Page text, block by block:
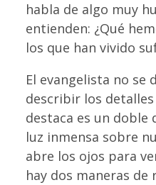
habla de algo muy
entienden: ¿Qué
los que han vivido
El evangelista no se
describir los
destaca es un doble
luz inmensa sobre
abre los ojos para
hay dos maneras de